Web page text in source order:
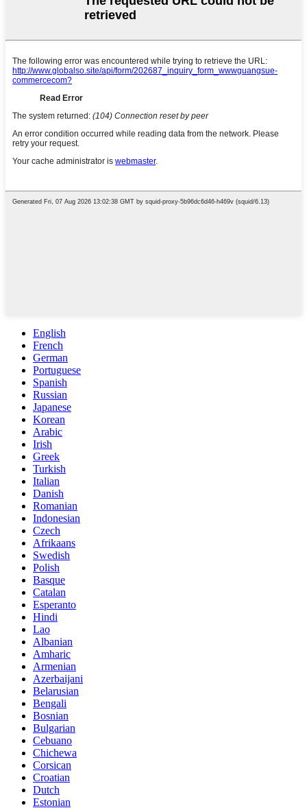
English
French
German
Portuguese
Spanish
Russian
Japanese
Korean
Arabic
Irish
Greek
Turkish
Italian
Danish
Romanian
Indonesian
Czech
Afrikaans
Swedish
Polish
Basque
Catalan
Esperanto
Hindi
Lao
Albanian
Amharic
Armenian
Azerbaijani
Belarusian
Bengali
Bosnian
Bulgarian
Cebuano
Chichewa
Corsican
Croatian
Dutch
Estonian